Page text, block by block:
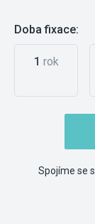
Doba fixace:
1 rok
Spojíme se